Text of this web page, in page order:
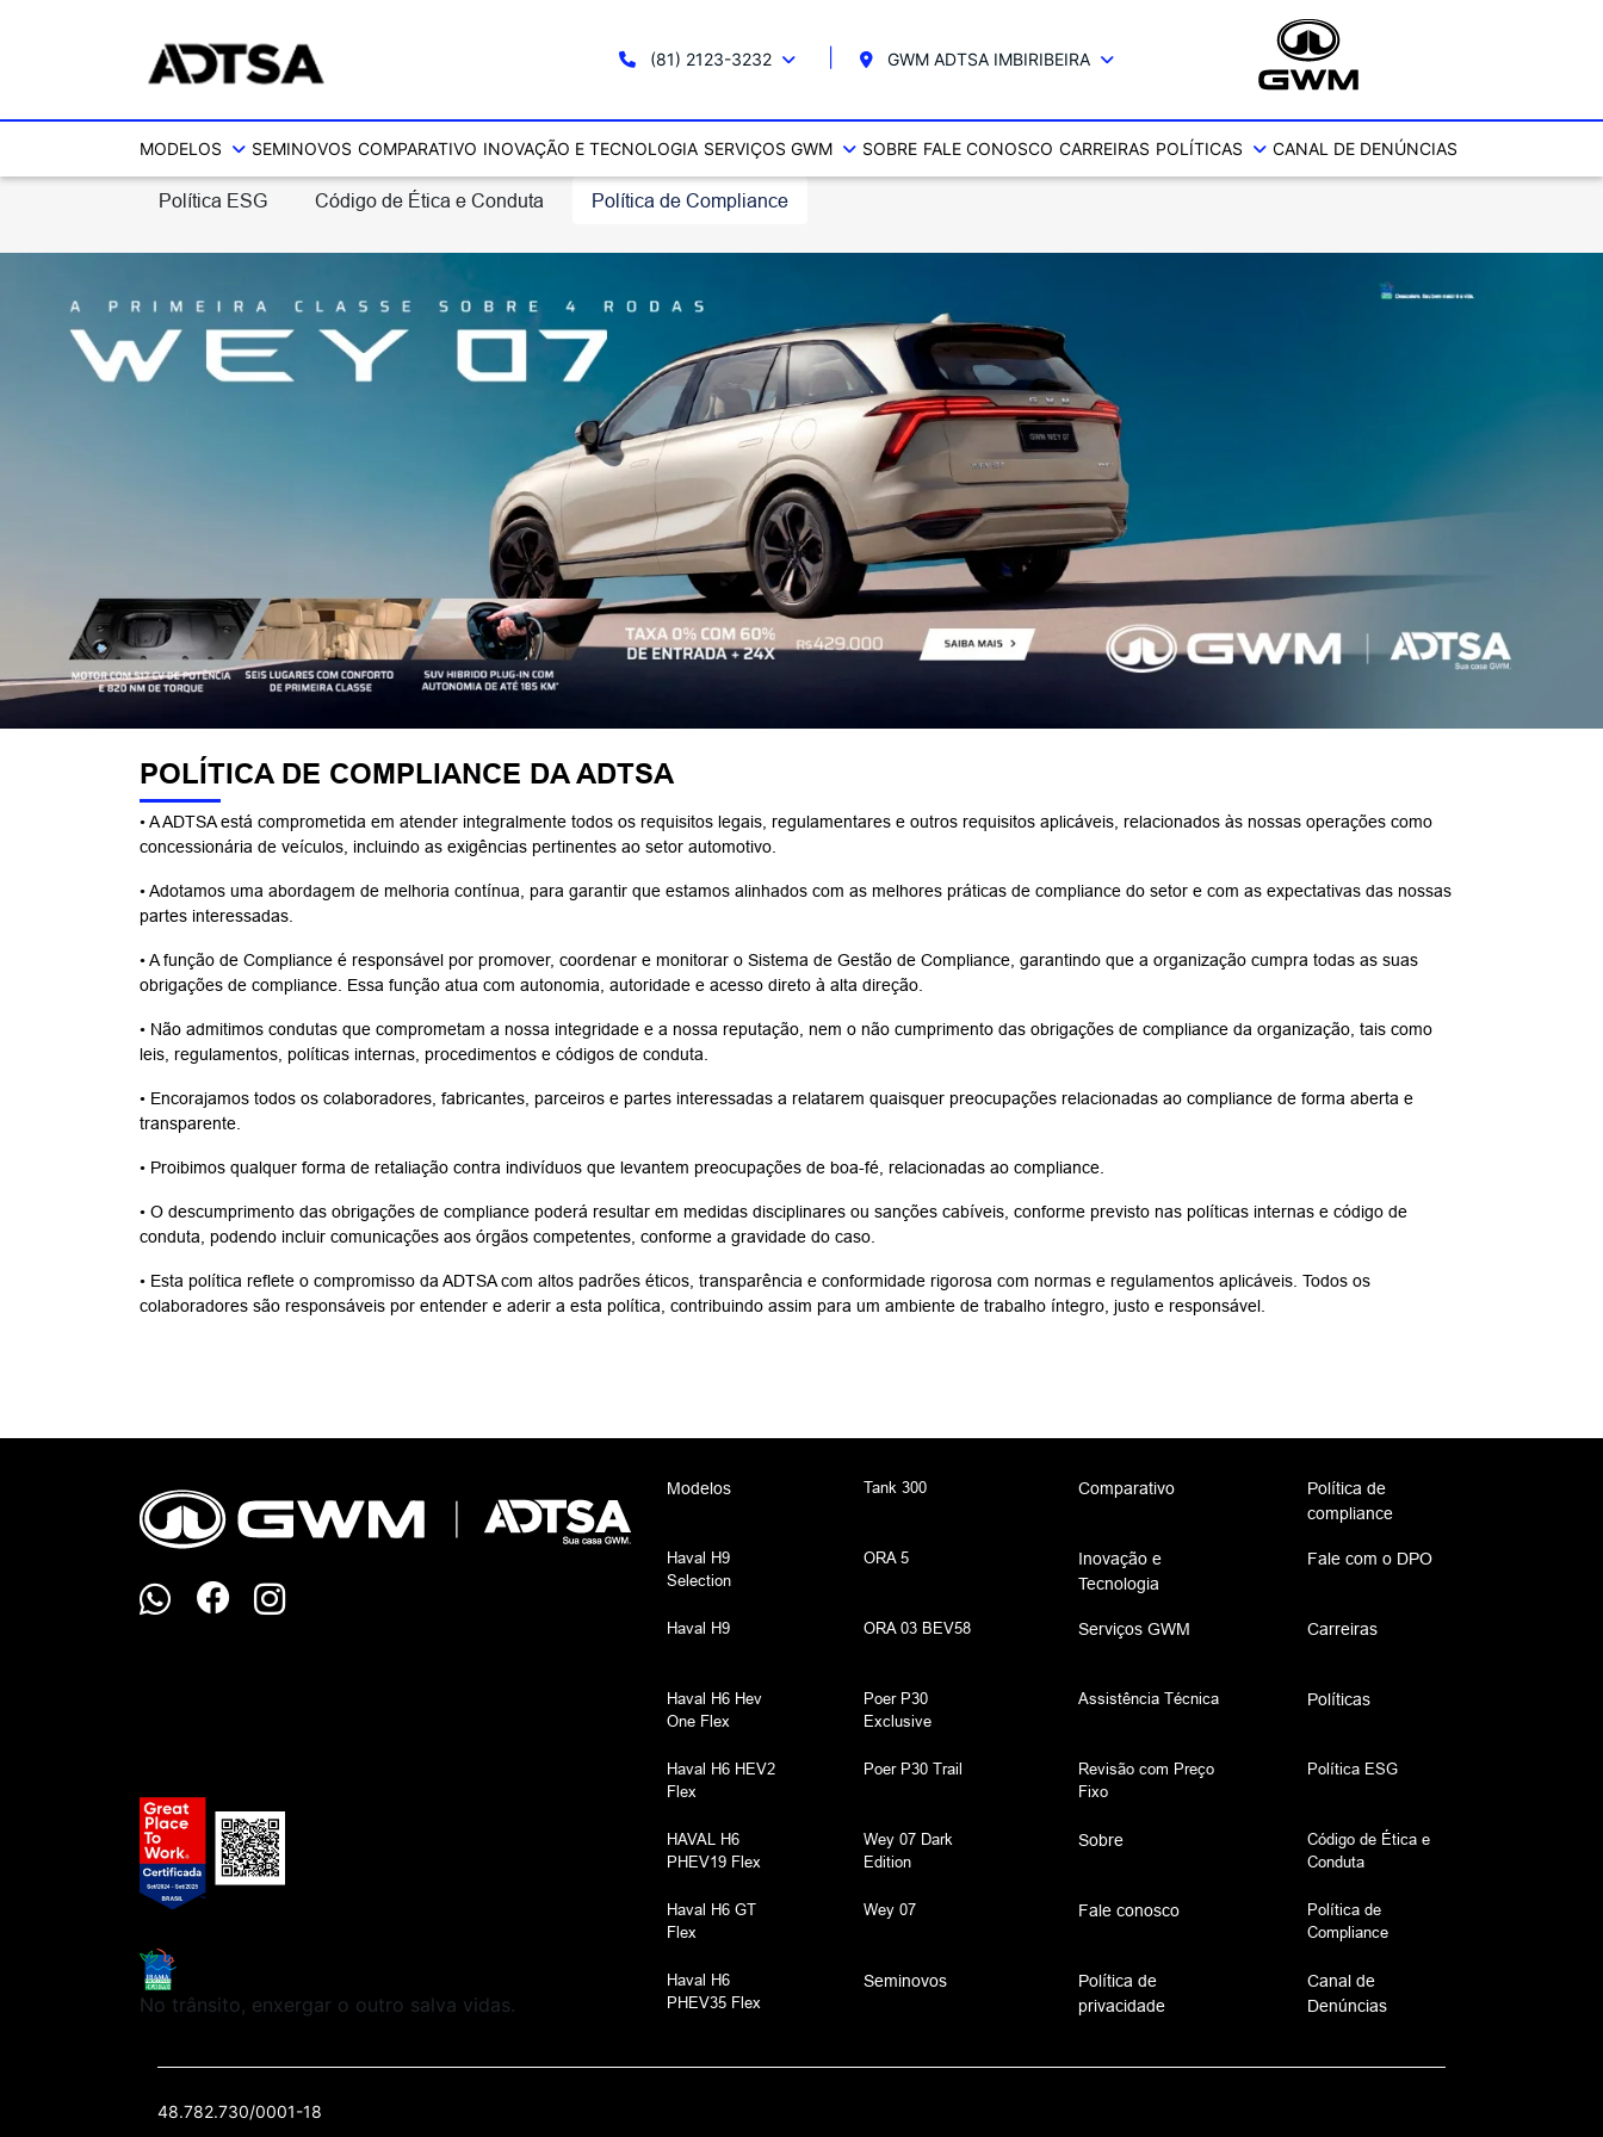
(81) 2123-3232 GWM ADTSA IMBIRIBEIRA
MODELOS SEMINOVOS COMPARATIVO INOVAÇÃO E TECNOLOGIA SERVIÇOS GWM SOBRE FALE CONOSCO CARREIRAS POLÍTICAS CANAL DE DENÚNCIAS
Política ESG Código de Ética e Conduta Política de Compliance
POLÍTICA DE COMPLIANCE DA ADTSA
• A ADTSA está comprometida em atender integralmente todos os requisitos legais, regulamentares e outros requisitos aplicáveis, relacionados às nossas operações como
concessionária de veículos, incluindo as exigências pertinentes ao setor automotivo.
• Adotamos uma abordagem de melhoria contínua, para garantir que estamos alinhados com as melhores práticas de compliance do setor e com as expectativas das nossas
partes interessadas.
• A função de Compliance é responsável por promover, coordenar e monitorar o Sistema de Gestão de Compliance, garantindo que a organização cumpra todas as suas
obrigações de compliance. Essa função atua com autonomia, autoridade e acesso direto à alta direção.
• Não admitimos condutas que comprometam a nossa integridade e a nossa reputação, nem o não cumprimento das obrigações de compliance da organização, tais como
leis, regulamentos, políticas internas, procedimentos e códigos de conduta.
• Encorajamos todos os colaboradores, fabricantes, parceiros e partes interessadas a relatarem quaisquer preocupações relacionadas ao compliance de forma aberta e
transparente.
• Proibimos qualquer forma de retaliação contra indivíduos que levantem preocupações de boa-fé, relacionadas ao compliance.
• O descumprimento das obrigações de compliance poderá resultar em medidas disciplinares ou sanções cabíveis, conforme previsto nas políticas internas e código de
conduta, podendo incluir comunicações aos órgãos competentes, conforme a gravidade do caso.
• Esta política reflete o compromisso da ADTSA com altos padrões éticos, transparência e conformidade rigorosa com normas e regulamentos aplicáveis. Todos os
colaboradores são responsáveis por entender e aderir a esta política, contribuindo assim para um ambiente de trabalho íntegro, justo e responsável.
No trânsito, enxergar o outro salva vidas.
Modelos
Haval H9
Selection
Haval H9
Haval H6 Hev
One Flex
Haval H6 HEV2
Flex
HAVAL H6
PHEV19 Flex
Haval H6 GT
Flex
Haval H6
PHEV35 Flex
Tank 300
ORA 5
ORA 03 BEV58
Poer P30
Exclusive
Poer P30 Trail
Wey 07 Dark
Edition
Wey 07
Seminovos
Comparativo
Inovação e
Tecnologia
Serviços GWM
Assistência Técnica
Revisão com Preço
Fixo
Sobre
Fale conosco
Política de
privacidade
Política de
compliance
Fale com o DPO
Carreiras
Políticas
Política ESG
Código de Ética e
Conduta
Política de
Compliance
Canal de
Denúncias
48.782.730/0001-18